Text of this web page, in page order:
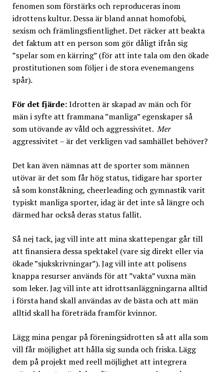
fenomen som förstärks och reproduceras inom
idrottens kultur. Dessa är bland annat homofobi,
sexism och främlingsfientlighet. Det räcker att beakta
det faktum att en person som gör dåligt ifrån sig
”spelar som en kärring” (för att inte tala om den ökade
prostitutionen som följer i de stora evenemangens
spår).
För det fjärde:Idrotten är skapad av män och för
män i syfte att frammana ”manliga” egenskaper så
som utövande av våld och aggressivitet.Mer
aggressivitet – är det verkligen vad samhället behöver?
Det kan även nämnas att de sporter som männen
utövar är det som får hög status, tidigare har sporter
så som konståkning, cheerleading och gymnastik varit
typiskt manliga sporter, idag är det inte så längre och
därmed har också deras status fallit.
Så nej tack, jag vill inte att mina skattepengar går till
att finansiera dessa spektakel (vare sig direkt eller via
ökade ”sjukskrivningar”). Jag vill inte att polisens
knappa resurser används för att ”vakta” vuxna män
som leker. Jag vill inte att idrottsanläggningarna alltid
i första hand skall användas av de bästa och att män
alltid skall ha företräda framför kvinnor.
Lägg mina pengar på föreningsidrotten så att alla som
vill får möjlighet att hålla sig sunda och friska. Lägg
dem på projekt med reell möjlighet att integrera